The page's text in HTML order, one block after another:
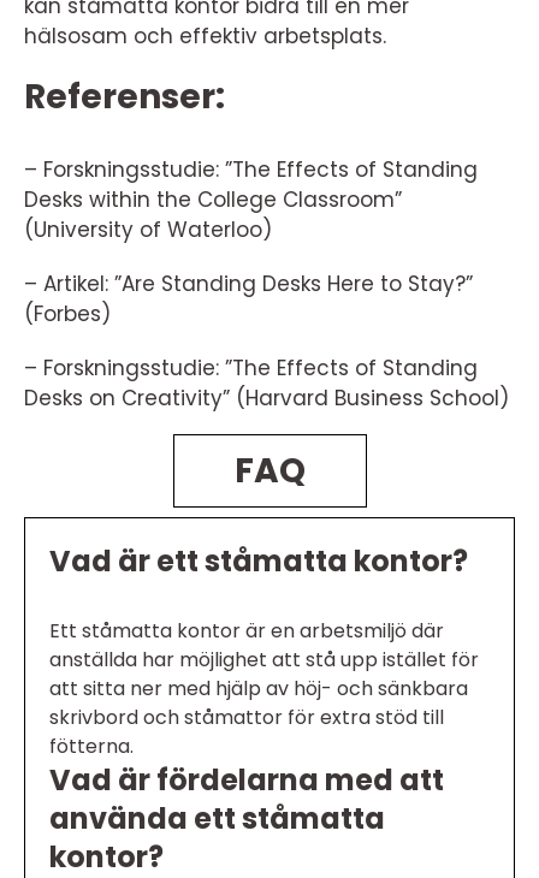
hälsosam och effektiv arbetsplats.
Referenser:
– Forskningsstudie: ”The Effects of Standing
Desks within the College Classroom”
(University of Waterloo)
– Artikel: ”Are Standing Desks Here to Stay?”
(Forbes)
– Forskningsstudie: ”The Effects of Standing
Desks on Creativity” (Harvard Business School)
FAQ
Vad är ett ståmatta kontor?
Ett ståmatta kontor är en arbetsmiljö där
anställda har möjlighet att stå upp istället för
att sitta ner med hjälp av höj- och sänkbara
skrivbord och ståmattor för extra stöd till
fötterna.
Vad är fördelarna med att
använda ett ståmatta
kontor?